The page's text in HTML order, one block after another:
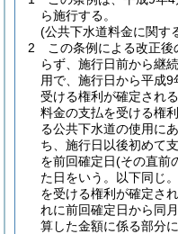
ら施行する。
(公共下水道料金に関す
2
この条例による改正
らず、施行日前から継
用で、施行日から平成
受ける権利が確定され
料金の支払を受ける権
る公共下水道の使用に
ち、施行日以後初めて
を前回確定日(その直前
た日をいう。以下同じ
を受ける権利が確定さ
れに前回確定日から同
算した金額に係る部分